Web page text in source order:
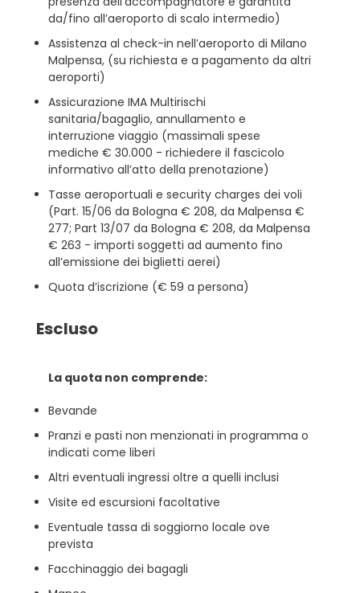
da/fino all’aeroporto di scalo intermedio)
Assistenza al check-in nell’aeroporto di Milano
Malpensa, (su richiesta e a pagamento da altri
aeroporti)
Assicurazione IMA Multirischi
sanitaria/bagaglio, annullamento e
interruzione viaggio (massimali spese
mediche € 30.000 - richiedere il fascicolo
informativo all’atto della prenotazione)
Tasse aeroportuali e security charges dei voli
(Part. 15/06 da Bologna € 208, da Malpensa €
277; Part 13/07 da Bologna € 208, da Malpensa
€ 263 - importi soggetti ad aumento fino
all’emissione dei biglietti aerei)
Quota d’iscrizione (€ 59 a persona)
Escluso
La quota non comprende:
Bevande
Pranzi e pasti non menzionati in programma o
indicati come liberi
Altri eventuali ingressi oltre a quelli inclusi
Visite ed escursioni facoltative
Eventuale tassa di soggiorno locale ove
prevista
Facchinaggio dei bagagli